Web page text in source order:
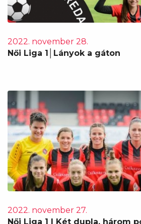
2022. november 28.
Női Liga 1│Lányok a gáton
2022. november 27.
Női Liga 1 | Két dupla, három